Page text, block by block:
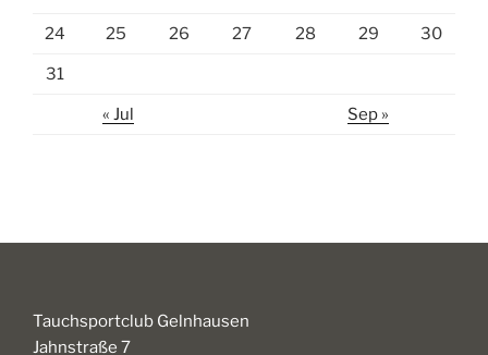
24 25 26 27 28 29 30
31
« Jul Sep »
Tauchsportclub Gelnhausen
Jahnstraße 7